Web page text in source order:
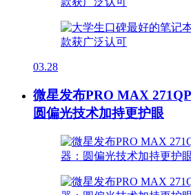
03.28
微星发布PRO MAX
圆偏光技术加持更护眼